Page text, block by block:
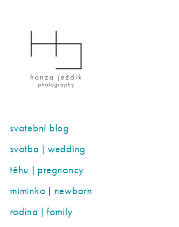
svatební blog
svatba | wedding
těhu | pregnancy
miminka | newborn
rodina | family